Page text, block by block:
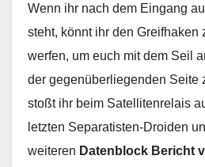
Wenn ihr nach dem Eingang
steht, könnt ihr den Greifhaken
werfen, um euch mit dem Seil
der gegenüberliegenden Seite
stoßt ihr beim Satellitenrelais
letzten Separatisten-Droiden
weiteren Datenblock Bericht